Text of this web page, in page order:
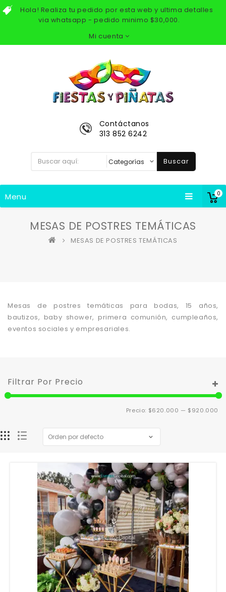
Hola! Realiza tu pedido por esta web y ultima detalles
via whatsapp - pedido minimo $30,000.
Mi cuenta
0
Contáctanos
313 852 6242
Buscar
Menu
MESAS DE POSTRES TEMÁTICAS
MESAS DE POSTRES TEMÁTICAS
Mesas de postres temáticas para bodas, 15 años,
bautizos, baby shower, primera comunión, cumpleaños,
eventos sociales y empresariales.
Filtrar Por Precio
Precio: $620.000 — $920.000